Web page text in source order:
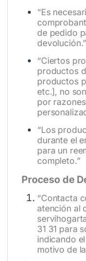
“Es
de pedido
devolución.”
“Ciertos
productos
productos
etc.], no
por
“Los
durante el
para un
completo.”
Proceso de
“Contacta
atención al
31 31 para
indicando
motivo de